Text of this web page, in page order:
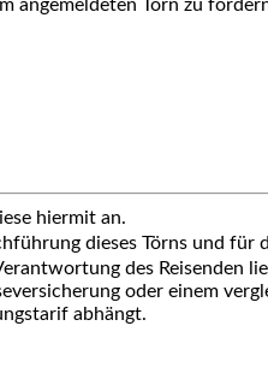
angemeldeten Törn zu
hiermit an.
dieses Törns und
des Reisenden
oder einem
abhängt.